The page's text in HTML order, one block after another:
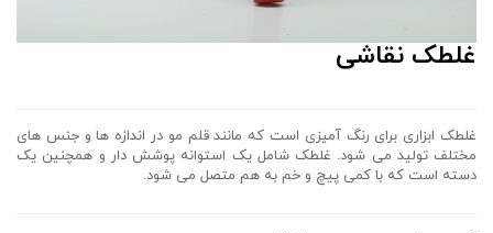
غلطک نقاشی
غلطک ابزاری برای رنگ آمیزی است که مانند قلم مو در اندازه ها و جنس های
مختلف تولید می شود. غلطک شامل یک استوانه پوشش دار و همچنین یک
دسته است که با کمی پیچ و خم به هم متصل می شود.